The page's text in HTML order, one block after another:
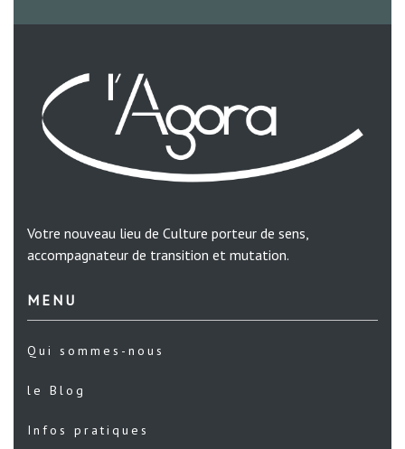
Votre nouveau lieu de Culture porteur de sens,
accompagnateur de transition et mutation.
MENU
Qui sommes-nous
le Blog
Infos pratiques